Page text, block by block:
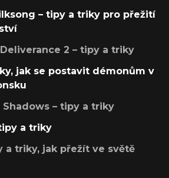
– tipy a triky pro přežití
2 – tipy a triky
jak se postavit démonům v
Shadows – tipy a triky
a triky
a triky, jak přežít ve světě